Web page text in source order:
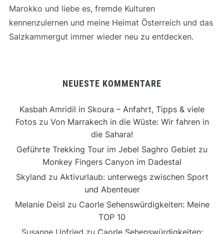
Marokko und liebe es, fremde Kulturen
kennenzulernen und meine Heimat Österreich und das
Salzkammergut immer wieder neu zu entdecken.
NEUESTE KOMMENTARE
Kasbah Amridil in Skoura – Anfahrt, Tipps & viele
Fotoszu Von Marrakech in die Wüste: Wir fahren in
die Sahara!
Geführte Trekking Tour im Jebel Saghro Gebiet zu
Monkey Fingers Canyon im Dadestal
Skyland zu Aktivurlaub: unterwegs zwischen Sport
und Abenteuer
Melanie Deisl zu Caorle Sehenswürdigkeiten: Meine
TOP 10
Susanne Unfried zu Caorle Sehenswürdigkeiten: